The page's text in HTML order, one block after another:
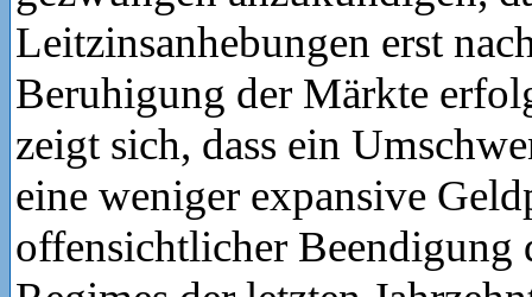
Leitzinsanhebungen erst
Beruhigung der Märkte
zeigt sich, dass ein
eine weniger expansive
offensichtlicher Beendigung